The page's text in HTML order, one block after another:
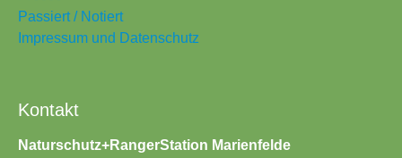
Passiert / Notiert
Impressum und Datenschutz
Kontakt
Naturschutz+RangerStation Marienfelde